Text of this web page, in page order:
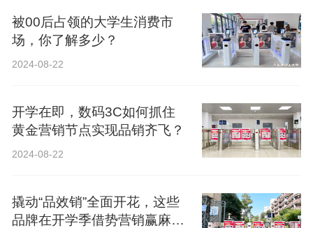
被00后占领的大学生消费市
场，你了解多少？
2024-08-22
开学在即，数码3C如何抓住
黄金营销节点实现品销齐飞？
2024-08-22
撬动“品效销”全面开花，这些
品牌在开学季借势营销赢麻